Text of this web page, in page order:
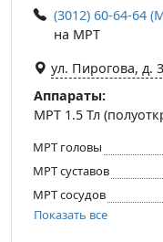
(3012) 60-64-64
на МРТ
ул. Пирогова, д.
Аппараты:
МРТ 1.5 Тл
МРТ головы
МРТ суставов
МРТ сосудов
Показать все